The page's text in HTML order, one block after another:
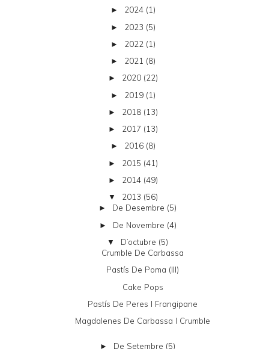
► 2024 (1)
► 2023 (5)
► 2022 (1)
► 2021 (8)
► 2020 (22)
► 2019 (1)
► 2018 (13)
► 2017 (13)
► 2016 (8)
► 2015 (41)
► 2014 (49)
▼ 2013 (56)
► De Desembre (5)
► De Novembre (4)
▼ D’octubre (5)
Crumble De Carbassa
Pastís De Poma (III)
Cake Pops
Pastís De Peres I Frangipane
Magdalenes De Carbassa I Crumble
► De Setembre (5)